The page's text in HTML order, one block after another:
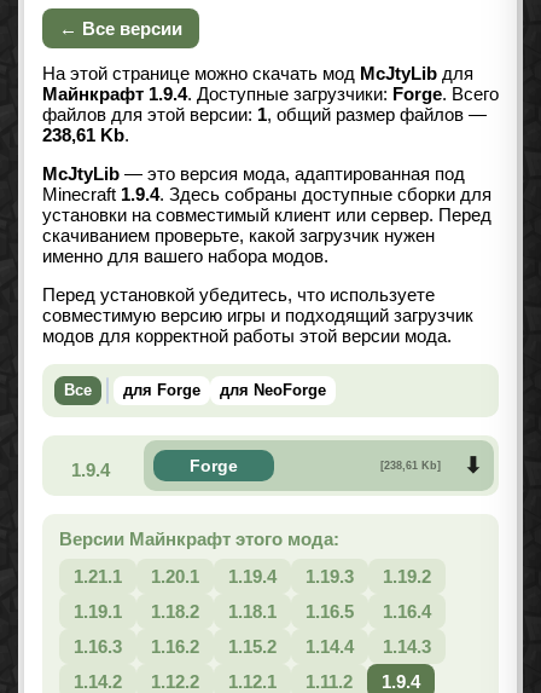
← Все версии
На этой странице можно скачать мод McJtyLib для
Майнкрафт 1.9.4. Доступные загрузчики: Forge. Всего
файлов для этой версии: 1, общий размер файлов —
238,61 Kb.
McJtyLib — это версия мода, адаптированная под
Minecraft 1.9.4. Здесь собраны доступные сборки для
установки на совместимый клиент или сервер. Перед
скачиванием проверьте, какой загрузчик нужен
именно для вашего набора модов.
Перед установкой убедитесь, что используете
совместимую версию игры и подходящий загрузчик
модов для корректной работы этой версии мода.
Все для Forge для NeoForge
1.9.4 Forge [238,61 Kb]
Версии Майнкрафт этого мода:
1.21.1
1.20.1 1.19.4 1.19.3
1.19.2
1.19.1
1.18.2 1.18.1 1.16.5
1.16.4
1.16.3
1.16.2 1.15.2 1.14.4
1.14.3
1.14.2
1.12.2 1.12.1 1.11.2
1.9.4